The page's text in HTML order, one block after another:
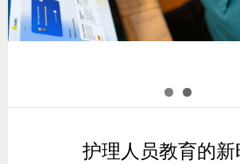
护理人员教育的新